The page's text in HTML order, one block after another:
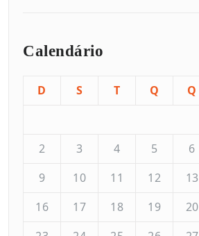
Calendário
D S T Q Q
2
3 4 5 6
9
10 11 12 13
16
17 18 19 20